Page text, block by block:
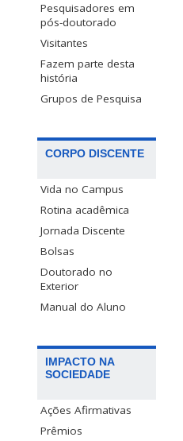
Pesquisadores em
pós-doutorado
Visitantes
Fazem parte desta
história
Grupos de Pesquisa
CORPO DISCENTE
Vida no Campus
Rotina acadêmica
Jornada Discente
Bolsas
Doutorado no
Exterior
Manual do Aluno
IMPACTO NA
SOCIEDADE
Ações Afirmativas
Prêmios